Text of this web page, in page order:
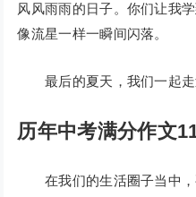
风风雨雨的日子。你们让我
像流星一样一瞬间闪落。
最后的夏天，我们一起走
历年中考满分作文
在我们的生活圈子当中，